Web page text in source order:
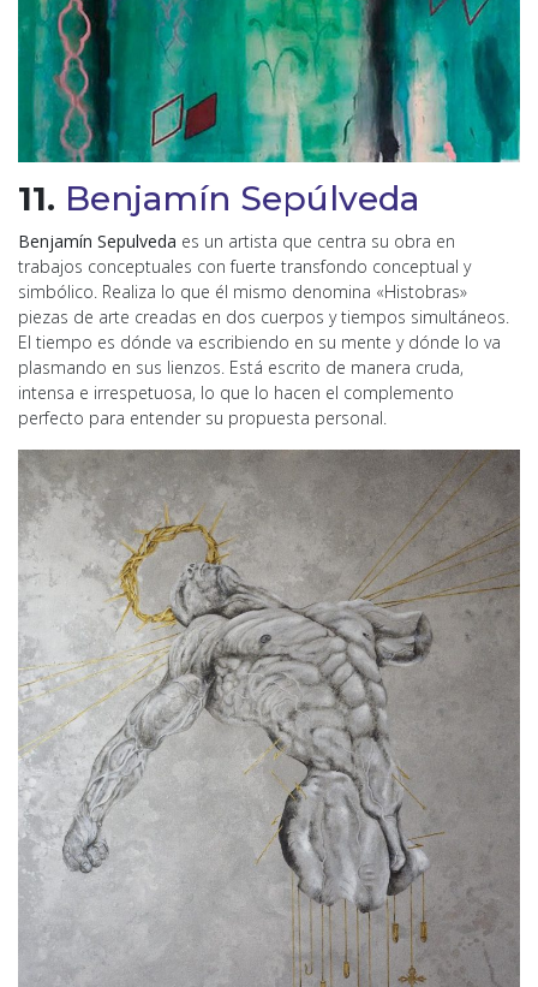
11. Benjamín Sepúlveda
Benjamín Sepulveda es un artista que centra su obra en
trabajos conceptuales con fuerte transfondo conceptual y
simbólico. Realiza lo que él mismo denomina «Histobras»
piezas de arte creadas en dos cuerpos y tiempos simultáneos.
El tiempo es dónde va escribiendo en su mente y dónde lo va
plasmando en sus lienzos. Está escrito de manera cruda,
intensa e irrespetuosa, lo que lo hacen el complemento
perfecto para entender su propuesta personal.